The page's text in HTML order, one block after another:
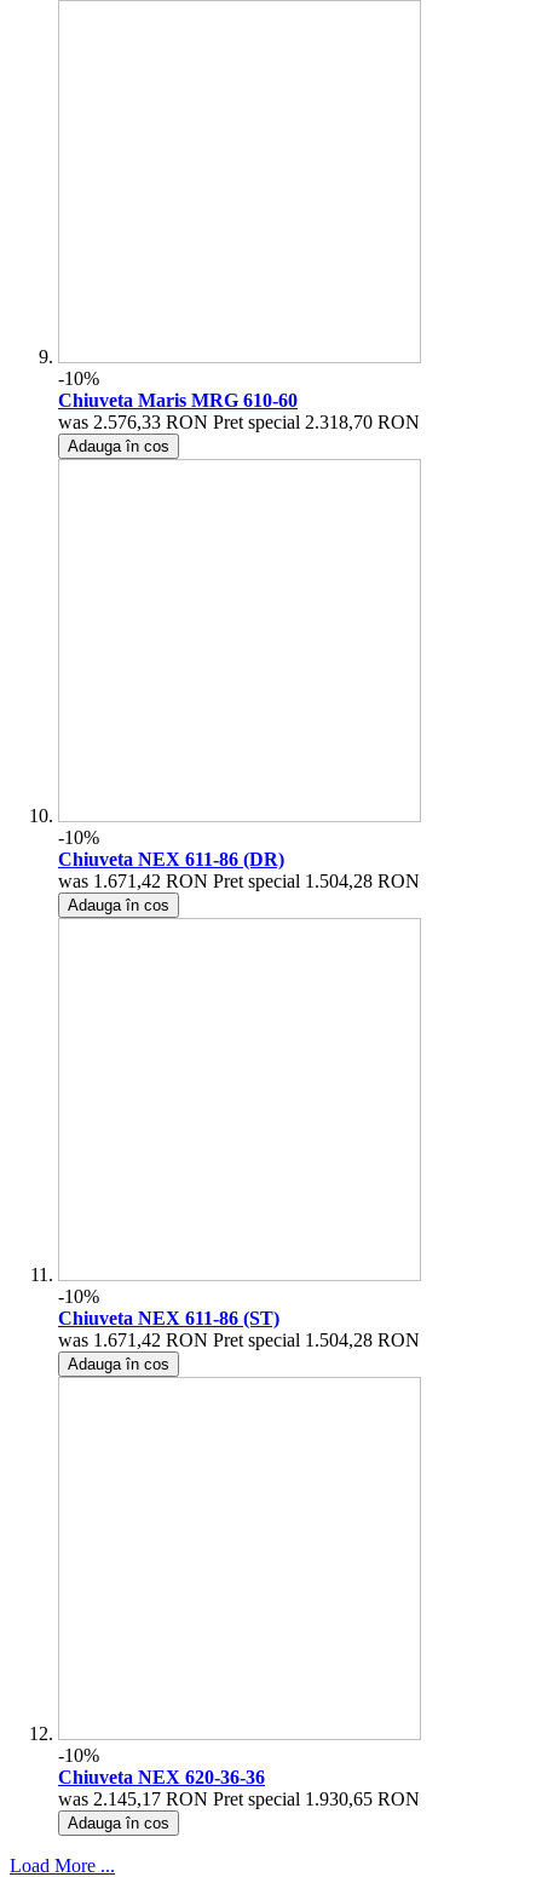
-10%
Chiuveta Maris MRG 610-60
was 2.576,33 RON Pret special 2.318,70 RON
Adauga în cos
-10%
Chiuveta NEX 611-86 (DR)
was 1.671,42 RON Pret special 1.504,28 RON
Adauga în cos
-10%
Chiuveta NEX 611-86 (ST)
was 1.671,42 RON Pret special 1.504,28 RON
Adauga în cos
-10%
Chiuveta NEX 620-36-36
was 2.145,17 RON Pret special 1.930,65 RON
Adauga în cos
Load More ...